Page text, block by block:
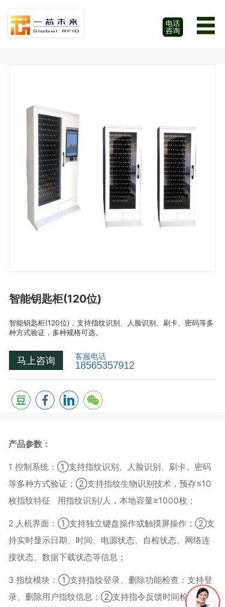
电话
咨询
智能钥匙柜(120位)
智能钥匙柜(120位)，支持指纹识别、人脸识别、刷卡、密码等多
种方式验证，多种规格可选。
马上咨询 客服电话
18565357912
产品参数：
1 控制系统：①支持指纹识别、人脸识别、刷卡、密码
等多种方式验证；②支持指纹生物识别技术，预存≤10
枚指纹特征 用指纹识别/人，本地容量≥1000枚；
2 人机界面：①支持独立键盘操作或触摸屏操作；②支
持实时显示日期、时间、电源状态、自检状态、网络连
接状态、数据下载状态等信息；
3 指纹模块：①支持指纹登录、删除功能检查：支持登
录、删除用户指纹信息；②支持指令反馈时间检查：在